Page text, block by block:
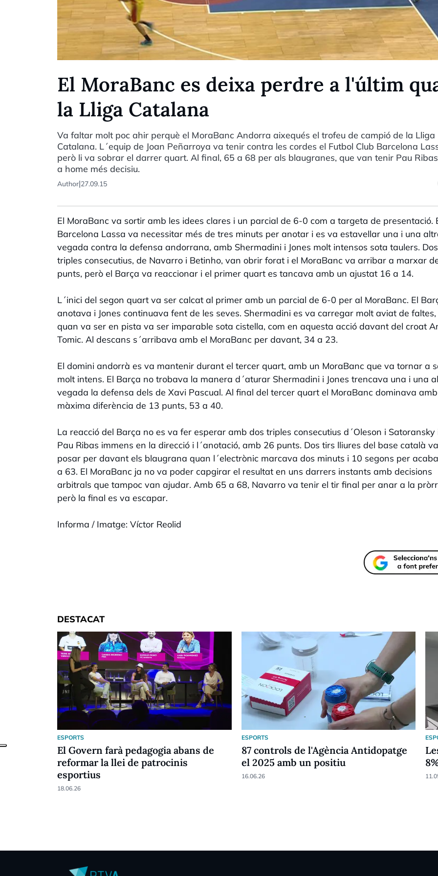
El MoraBanc es deixa perdre a l'últim
la Lliga Catalana
Va faltar molt poc ahir perquè el MoraBanc Andorra aixequés el trofeu de campió de la Lliga
Catalana. L´equip de Joan Peñarroya va tenir contra les cordes el Futbol Club Barcelona
però li va sobrar el darrer quart. Al final, 65 a 68 per als blaugranes, que van tenir Pau
a home més decisiu.
Author|27.09.15
El MoraBanc va sortir amb les idees clares i un parcial de 6-0 com a targeta de presentació.
Barcelona Lassa va necessitar més de tres minuts per anotar i es va estavellar una i una
vegada contra la defensa andorrana, amb Shermadini i Jones molt intensos sota taulers. Dos
triples consecutius, de Navarro i Betinho, van obrir forat i el MoraBanc va arribar a marxar
punts, però el Barça va reaccionar i el primer quart es tancava amb un ajustat 16 a 14.
L´inici del segon quart va ser calcat al primer amb un parcial de 6-0 per al MoraBanc. El
anotava i Jones continuava fent de les seves. Shermadini es va carregar molt aviat de
quan va ser en pista va ser imparable sota cistella, com en aquesta acció davant del croat
Tomic. Al descans s´arribava amb el MoraBanc per davant, 34 a 23.
El domini andorrà es va mantenir durant el tercer quart, amb un MoraBanc que va tornar a
molt intens. El Barça no trobava la manera d´aturar Shermadini i Jones trencava una i una
vegada la defensa dels de Xavi Pascual. Al final del tercer quart el MoraBanc dominava
màxima diferència de 13 punts, 53 a 40.
La reacció del Barça no es va fer esperar amb dos triples consecutius d´Oleson i Satoransky
Pau Ribas immens en la direcció i l´anotació, amb 26 punts. Dos tirs lliures del base català
posar per davant els blaugrana quan l´electrònic marcava dos minuts i 10 segons per
a 63. El MoraBanc ja no va poder capgirar el resultat en uns darrers instants amb decisions
arbitrals que tampoc van ajudar. Amb 65 a 68, Navarro va tenir el tir final per anar a la
però la final es va escapar.
Informa / Imatge: Víctor Reolid
DESTACAT
ESPORTS
El Govern farà pedagogia abans de
reformar la llei de patrocinis
esportius
18.06.26
ESPORTS
87 controls de l'Agència Antidopatge
el 2025 amb un positiu
16.06.26